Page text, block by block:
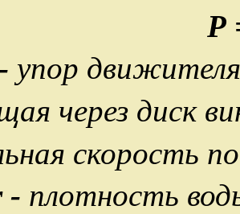
Р
упор
через диск
скорость
- плотность